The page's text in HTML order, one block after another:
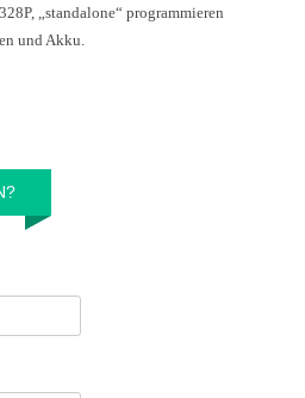
„standalone“ programmieren
und Akku.